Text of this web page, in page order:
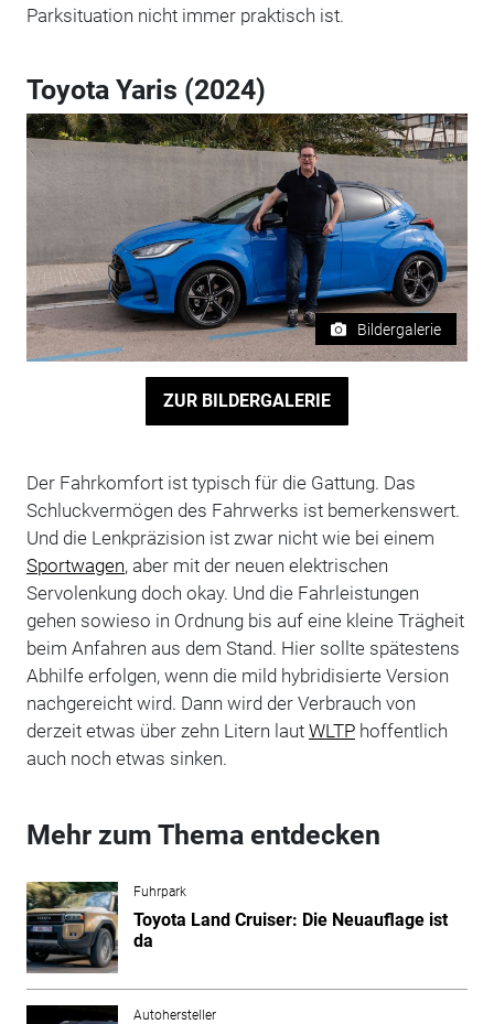
Parksituation nicht immer praktisch ist.
Toyota Yaris (2024)
Bildergalerie
ZUR BILDERGALERIE
Der Fahrkomfort ist typisch für die Gattung. Das
Schluckvermögen des Fahrwerks ist bemerkenswert.
Und die Lenkpräzision ist zwar nicht wie bei einem
Sportwagen, aber mit der neuen elektrischen
Servolenkung doch okay. Und die Fahrleistungen
gehen sowieso in Ordnung bis auf eine kleine Trägheit
beim Anfahren aus dem Stand. Hier sollte spätestens
Abhilfe erfolgen, wenn die mild hybridisierte Version
nachgereicht wird. Dann wird der Verbrauch von
derzeit etwas über zehn Litern laut WLTPhoffentlich
auch noch etwas sinken.
Mehr zum Thema entdecken
Fuhrpark
Toyota Land Cruiser: Die Neuauflage ist
da
Autohersteller